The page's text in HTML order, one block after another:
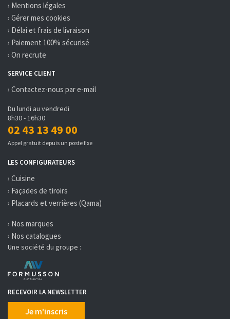
› Mentions légales
› Gérer mes cookies
› Délai et frais de livraison
› Paiement 100% sécurisé
› On recrute
SERVICE CLIENT
› Contactez-nous par e-mail
Du lundi au vendredi
8h30 - 16h30
02 43 13 49 00
Appel gratuit depuis un poste fixe
LES CONFIGURATEURS
› Cuisine
› Façades de tiroirs
› Placards et verrières (Qama)
› Nos marques
› Nos catalogues
Une société du groupe :
RECEVOIR LA NEWSLETTER
Je m'inscris